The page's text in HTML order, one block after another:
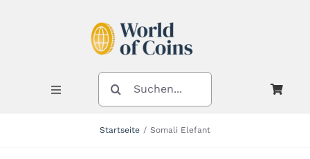
Toggle
Navigation
SUCHE
NACH:
Startseite Somali Elefant